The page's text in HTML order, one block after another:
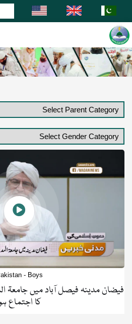
- Boys
فیضان مدینہ فیصل آباد میں جامعۃ
کا اجتماع